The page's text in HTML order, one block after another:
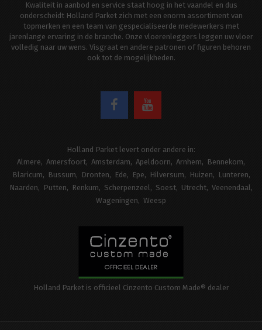
Kwaliteit in aanbod en service staat hoog in het vaandel en dus
onderscheidt Holland Parket zich met een enorm assortiment van
topmerken en een team van gespecialiseerde medewerkers met
jarenlange ervaring in de branche. Onze vloerenleggers leggen uw vloer
volledig naar uw wens. Visgraat en andere patronen of figuren behoren
ook tot de mogelijkheden.
Holland Parket levert onder andere in:
Almere
Amersfoort Amsterdam Apeldoorn Arnhem
Bennekom
Blaricum
Bussum Dronten Ede Epe Hilversum Huizen
Lunteren
Naarden
Putten Renkum Scherpenzeel Soest Utrecht Veenendaal
Wageningen
Weesp
Holland Parket is officieel Cinzento Custom Made® dealer